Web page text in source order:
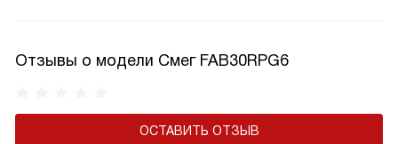
Отзывы о модели Смег FAB30RPG6
ОСТАВИТЬ ОТЗЫВ